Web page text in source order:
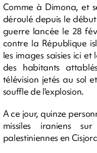
Comme à Dimona, et
déroulé depuis le
guerre lancée le 28
contre la République
les images saisies ici
des habitants
télévision jetés au sol
souffle de l'explosion.
A ce jour, quinze
missiles iraniens
palestiniennes en